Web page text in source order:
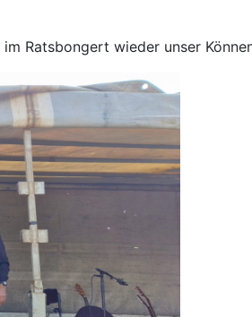
Ratsbongert wieder unser